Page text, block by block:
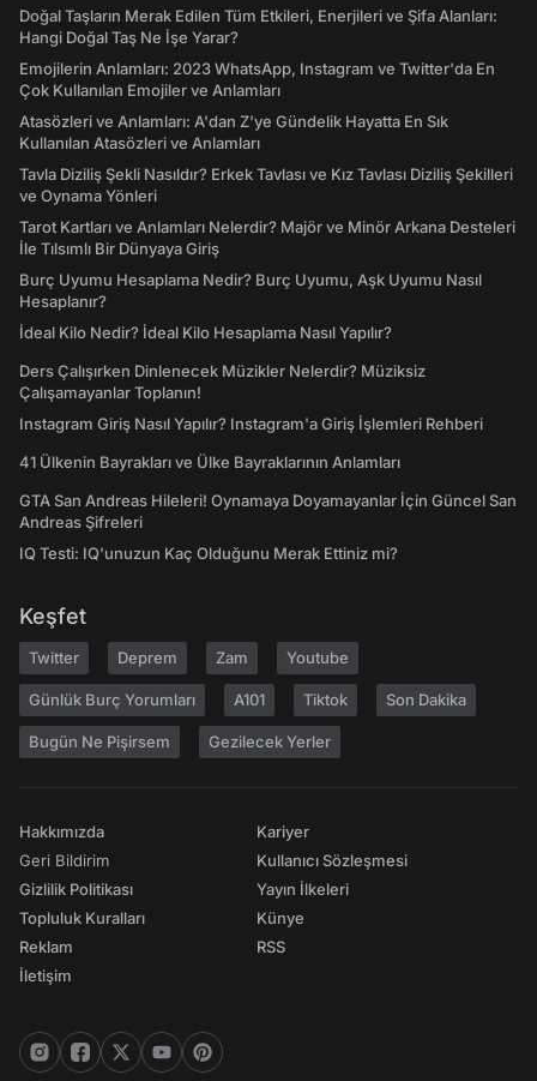
Doğal Taşların Merak Edilen Tüm Etkileri, Enerjileri ve Şifa Alanları:
Hangi Doğal Taş Ne İşe Yarar?
Emojilerin Anlamları: 2023 WhatsApp, Instagram ve Twitter'da En
Çok Kullanılan Emojiler ve Anlamları
Atasözleri ve Anlamları: A'dan Z'ye Gündelik Hayatta En Sık
Kullanılan Atasözleri ve Anlamları
Tavla Diziliş Şekli Nasıldır? Erkek Tavlası ve Kız Tavlası Diziliş Şekilleri
ve Oynama Yönleri
Tarot Kartları ve Anlamları Nelerdir? Majör ve Minör Arkana Desteleri
İle Tılsımlı Bir Dünyaya Giriş
Burç Uyumu Hesaplama Nedir? Burç Uyumu, Aşk Uyumu Nasıl
Hesaplanır?
İdeal Kilo Nedir? İdeal Kilo Hesaplama Nasıl Yapılır?
Ders Çalışırken Dinlenecek Müzikler Nelerdir? Müziksiz
Çalışamayanlar Toplanın!
Instagram Giriş Nasıl Yapılır? Instagram'a Giriş İşlemleri Rehberi
41 Ülkenin Bayrakları ve Ülke Bayraklarının Anlamları
GTA San Andreas Hileleri! Oynamaya Doyamayanlar İçin Güncel San
Andreas Şifreleri
IQ Testi: IQ'unuzun Kaç Olduğunu Merak Ettiniz mi?
Keşfet
Twitter Deprem Zam Youtube
Günlük Burç Yorumları A101 Tiktok Son Dakika
Bugün Ne Pişirsem Gezilecek Yerler
Hakkımızda
Geri Bildirim
Gizlilik Politikası
Topluluk Kuralları
Reklam
İletişim
Kariyer
Kullanıcı Sözleşmesi
Yayın İlkeleri
Künye
RSS